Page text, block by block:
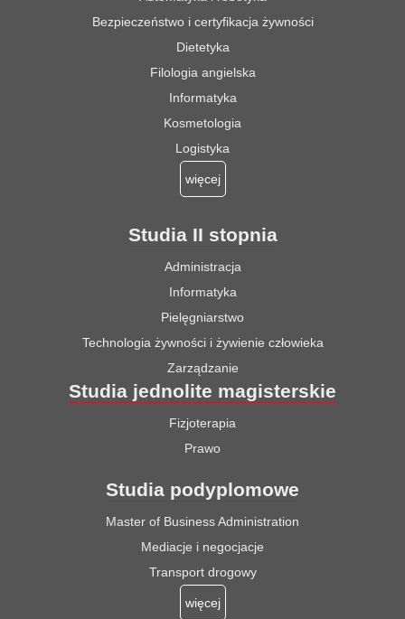
Bezpieczeństwo i certyfikacja żywności
Dietetyka
Filologia angielska
Informatyka
Kosmetologia
Logistyka
więcej
Studia II stopnia
Administracja
Informatyka
Pielęgniarstwo
Technologia żywności i żywienie człowieka
Zarządzanie
Studia jednolite magisterskie
Fizjoterapia
Prawo
Studia podyplomowe
Master of Business Administration
Mediacje i negocjacje
Transport drogowy
więcej